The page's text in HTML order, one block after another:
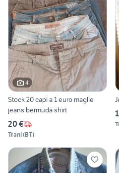
4
Stock 20 capi a 1 euro maglie
jeans bermuda shirt
20 €
Trani(BT)